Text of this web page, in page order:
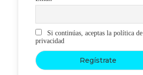
Si continúas, aceptas la política de
privacidad